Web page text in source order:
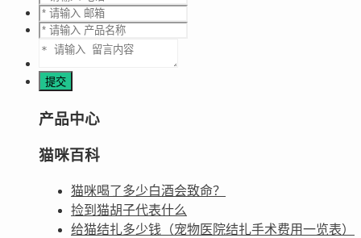
产品中心
猫咪百科
猫咪喝了多少白酒会致命？
捡到猫胡子代表什么
给猫结扎多少钱（宠物医院结扎手术费用一览表）